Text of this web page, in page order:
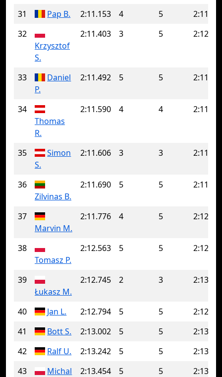
31 Pap B. 2:11.153 4 5
32
Krzysztof
S.
2:11.403 3 5
33
Daniel
P.
2:11.492 5 5
34
Thomas
R.
2:11.590 4 4
35
Simon
S.
2:11.606 3 3
36
Zilvinas B.
2:11.690 5 5
37
Marvin M.
2:11.776 4 5
38
Tomasz P.
2:12.563 5 5
39
Łukasz M.
2:12.745 2 3
40 Jan L. 2:12.794 5 5
41
Bott S. 2:13.002 5 5
42
Ralf U. 2:13.242 5 5
43
Michal
2:13.454 5 5